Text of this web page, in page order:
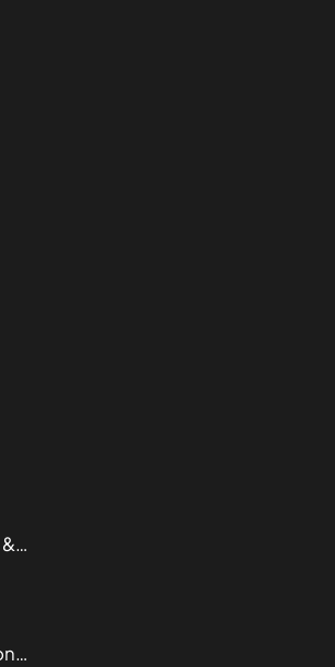
Villa Renovation & Restoration
Home Renovation Guide